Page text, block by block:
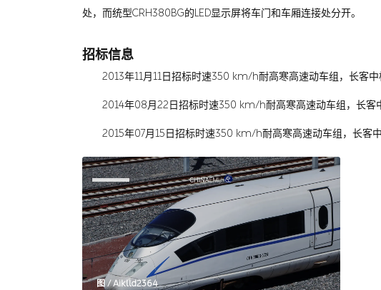
处，而统型CRH380BG的LED显示屏将车门和车厢连接处分开。
招标信息
2013年11月11日招标时速350 km/h耐高寒高速动车组，长客
2014年08月22日招标时速350 km/h耐高寒高速动车组，长客
2015年07月15日招标时速350 km/h耐高寒高速动车组，长客
图 / Aiklld2364